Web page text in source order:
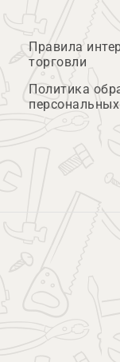
Правила
торговли
Политика